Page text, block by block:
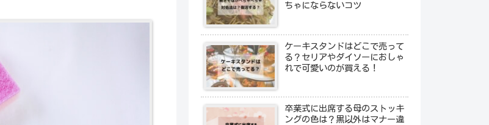
ちゃにならないコツ
ケーキスタンドはどこで売って
る？セリアやダイソーにおしゃ
れで可愛いのが買える！
卒業式に出席する母のストッキ
ングの色は？黒以外はマナー違